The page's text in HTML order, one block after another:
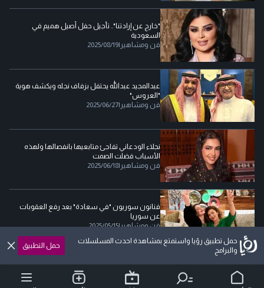
"خارج عن إرادتنا".. تأجيل حفل أصيل هميم في
السعودية
فن ومشاهير |
2025/08/19
عبدالمجيد عبدالله يحتفل بزفاف نجله ويكشف هوية
"العروس"
فن ومشاهير |
2025/06/27
نجلاء الودعاني تفاجئ متابعيها بانفصالها ولهذه
الأسباب فضلت الصمت
فن ومشاهير |
2025/06/18
فنانون سوريون "في سعادة" بعد رفع العقوبات
عن سوريا
فن ومشاهير|
2025/05/15
حمل تطبيق رؤيا واستمتع بمشاهدة احدث المسلسلات
والبرامج
حمل التطبيق